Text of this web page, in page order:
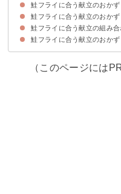
①キャベツと鶏ささみのサ
②大根とほうれん草のサラダ
鮭フライに合う献立のおかず
①マカロニグラタン
②大根とかぼちゃの煮物
③きゅうりの漬物
鮭フライに合う献立のおかず
①豆腐とわかめの味噌汁
②野菜のコンソメスープ
鮭フライに合う献立の組み
献立メニュー例①
献立メニュー例②
鮭フライに合う献立のおか
（このページには